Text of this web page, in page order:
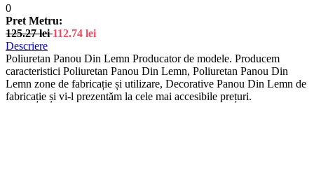
0
Pret Metru:
125.27lei 112.74 lei
Descriere
Poliuretan Panou Din Lemn Producator de modele. Producem
caracteristici Poliuretan Panou Din Lemn, Poliuretan Panou Din
Lemn zone de fabricație și utilizare, Decorative Panou Din Lemn de
fabricație și vi-l prezentăm la cele mai accesibile prețuri.